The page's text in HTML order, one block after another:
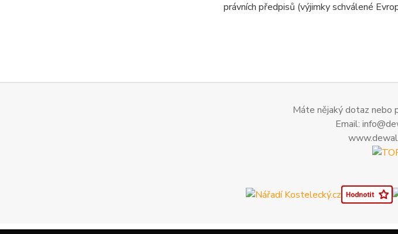
právních předpisů (výjimky schválené
Máte nějaký dotaz nebo
Email: